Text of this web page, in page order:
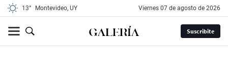
13° Montevideo, UY viernes 07 de agosto de 2026
Suscribite